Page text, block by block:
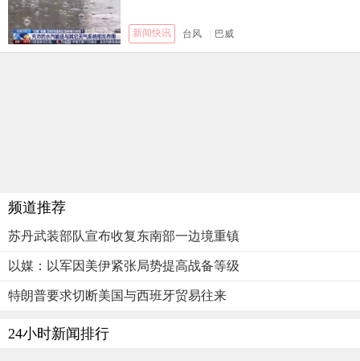
新闻快讯 台风 巴威
频道推荐
苏丹武装部队宣布收复东南部一边境重镇
以媒：以军因美伊紧张局势提高战备等级
特朗普要求切断美国与西班牙贸易往来
24小时新闻排行